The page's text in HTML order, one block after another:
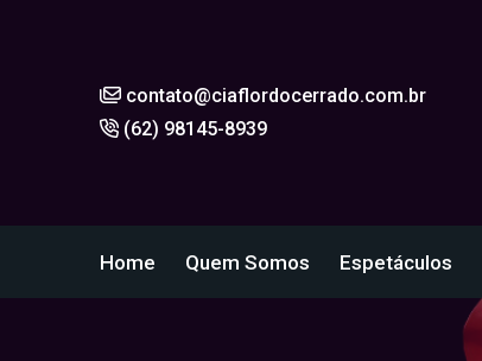
contato@ciaflordocerrado.com.br
(62) 98145-8939
Home Quem Somos Espetáculos